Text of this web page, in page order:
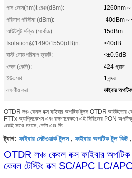
পাস জোন(nm)t রেঞ্জ(dBm):
1260nm
পরিমাপ পরিসীমা (dBm):
-40dBm
আউটপুট শক্তি (সর্বোচ্চ):
15dBm
Isolation@1490/1550(dB)nt:
>40dB
বার্স্ট মোড পরিমাপ ত্রুটি:
<±0.5dB
ওজন (কেজি):
424 গ্রাম
ইউএসবি:
1 বন্দর
লক্ষণীয় করা:
ফাইবার
OTDR লঞ্চ কেবল বক্স ফাইবার অপটিক টুলস OTDR আউটডোর
FTTx অ্যাপ্লিকেশন এবং রক্ষণাবেক্ষণে এই সিরিজের PON
একই সাথে ভয়েস, ডেটা এবং ভি...
ট্যাগ: ফাইবার নেটওয়ার্ক টুলস, ফাইবার অপটিক টুল কিট,
OTDR লঞ্চ কেবল বক্স ফাইবার
কেবল টেস্টিং বক্স SC/APC LC/APC